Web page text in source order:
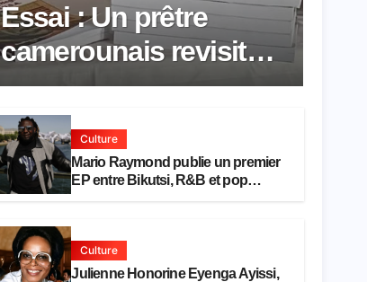
Essai : Un prêtre
camerounais revisite
la pensée de Hegel à
travers le rêve
américain
Culture
Mario Raymond publie un premier
EP entre Bikutsi, R&B et pop
Culture
Julienne Honorine Eyenga Ayissi,